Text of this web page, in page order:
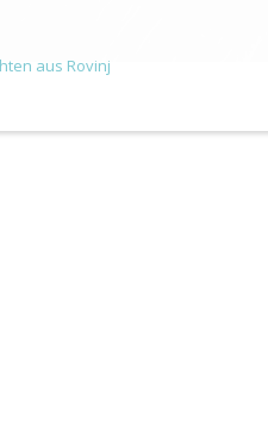
aus Rovinj